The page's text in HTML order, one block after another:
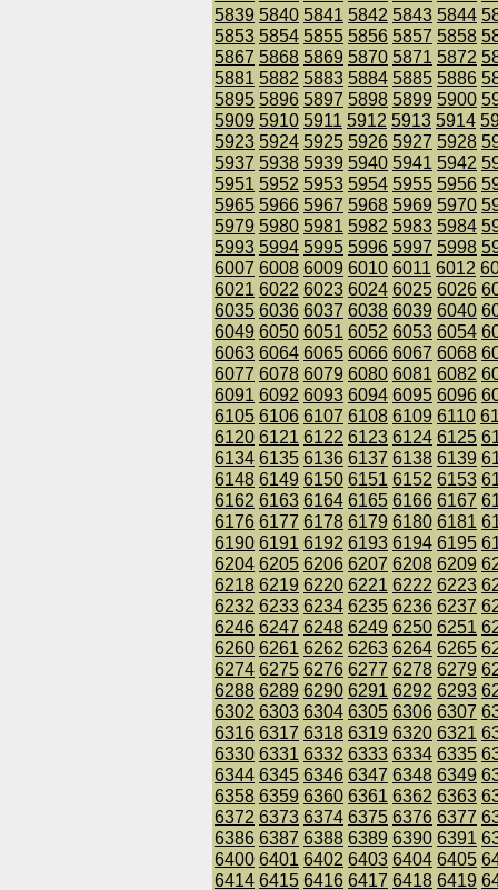
5839 5840 5841 5842 5843 5844
5853 5854 5855 5856 5857 5858
5867 5868 5869 5870 5871 5872
5881 5882 5883 5884 5885 5886
5895 5896 5897 5898 5899 5900
5909 5910 5911 5912 5913 5914
5923 5924 5925 5926 5927 5928
5937 5938 5939 5940 5941 5942
5951 5952 5953 5954 5955 5956
5965 5966 5967 5968 5969 5970
5979 5980 5981 5982 5983 5984
5993 5994 5995 5996 5997 5998
6007 6008 6009 6010 6011 6012
6021 6022 6023 6024 6025 6026
6035 6036 6037 6038 6039 6040
6049 6050 6051 6052 6053 6054
6063 6064 6065 6066 6067 6068
6077 6078 6079 6080 6081 6082
6091 6092 6093 6094 6095 6096
6105 6106 6107 6108 6109 6110
6120 6121 6122 6123 6124 6125
6134 6135 6136 6137 6138 6139
6148 6149 6150 6151 6152 6153
6162 6163 6164 6165 6166 6167
6176 6177 6178 6179 6180 6181
6190 6191 6192 6193 6194 6195
6204 6205 6206 6207 6208 6209
6218 6219 6220 6221 6222 6223
6232 6233 6234 6235 6236 6237
6246 6247 6248 6249 6250 6251
6260 6261 6262 6263 6264 6265
6274 6275 6276 6277 6278 6279
6288 6289 6290 6291 6292 6293
6302 6303 6304 6305 6306 6307
6316 6317 6318 6319 6320 6321
6330 6331 6332 6333 6334 6335
6344 6345 6346 6347 6348 6349
6358 6359 6360 6361 6362 6363
6372 6373 6374 6375 6376 6377
6386 6387 6388 6389 6390 6391
6400 6401 6402 6403 6404 6405
6414 6415 6416 6417 6418 6419